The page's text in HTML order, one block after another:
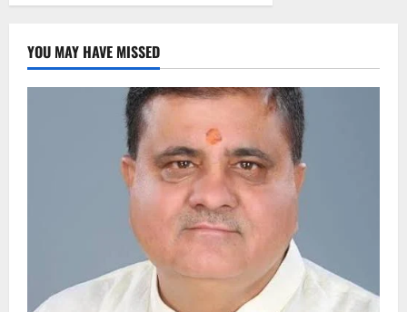
YOU MAY HAVE MISSED